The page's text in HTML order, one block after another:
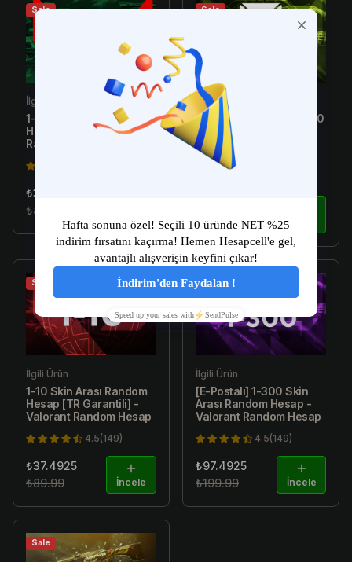
Sale
İlgili Ürün
1-10 Skin Arası Random
Hesap - Valorant
Random Hesap
₺34.99
₺89.99
Sale
İlgili Ürün
[Türkiye E-Postalı] 1-300
Skin Arası Random
Hesap - Valorant
Random Hesap
₺299.99
İncele
Sale
İlgili Ürün
1-10 Skin Arası Random
Hesap [TR Garantili] -
Valorant Random Hesap
4.5(149)
₺37.4925
₺89.99
İncele
Sale
İlgili Ürün
[E-Postalı] 1-300 Skin
Arası Random Hesap -
Valorant Random Hesap
4.5(149)
₺97.4925
₺199.99
İncele
Sale